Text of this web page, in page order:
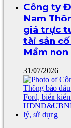
Công ty
Nam
giá trực
tài sản
Mầm non
31/07/2026